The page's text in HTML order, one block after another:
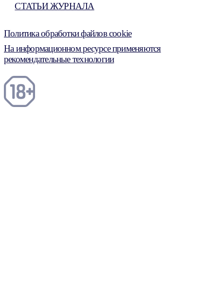
СТАТЬИ ЖУРНАЛА
Политика обработки файлов cookie
На информационном ресурсе применяются
рекомендательные технологии